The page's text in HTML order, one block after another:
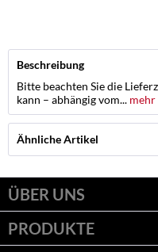
Beschreibung
Bitte beachten Sie die
kann – abhängig vom... mehr
Ähnliche Artikel
ÜBER UNS
PRODUKTE